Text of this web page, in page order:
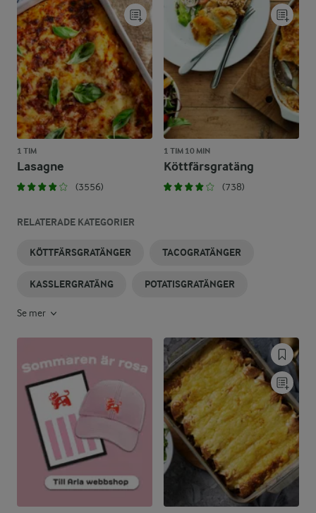
1 TIM
Lasagne
(3556)
1 TIM 10 MIN
Köttfärsgratäng
(738)
RELATERADE KATEGORIER
KÖTTFÄRSGRATÄNGER TACOGRATÄNGER
KASSLERGRATÄNG POTATISGRATÄNGER
Se mer